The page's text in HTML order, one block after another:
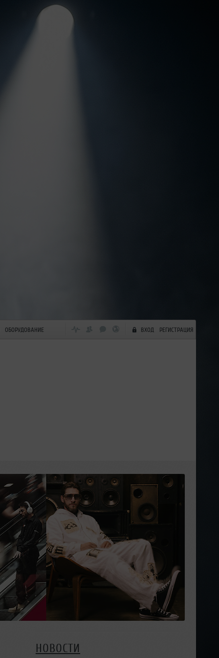
ОБОРУДОВАНИЕ ВХОД РЕГИСТРАЦИЯ
НОВОСТИ